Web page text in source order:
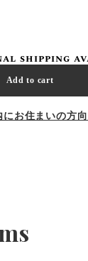
shipping
Add to cart
にお住まいの方